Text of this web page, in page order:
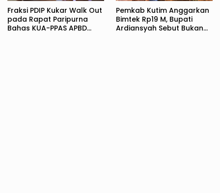
Fraksi PDIP Kukar Walk Out
pada Rapat Paripurna
Bahas KUA-PPAS APBD
Pemkab Kutim Anggarkan
Bimtek Rp19 M, Bupati
Ardiansyah Sebut Bukan